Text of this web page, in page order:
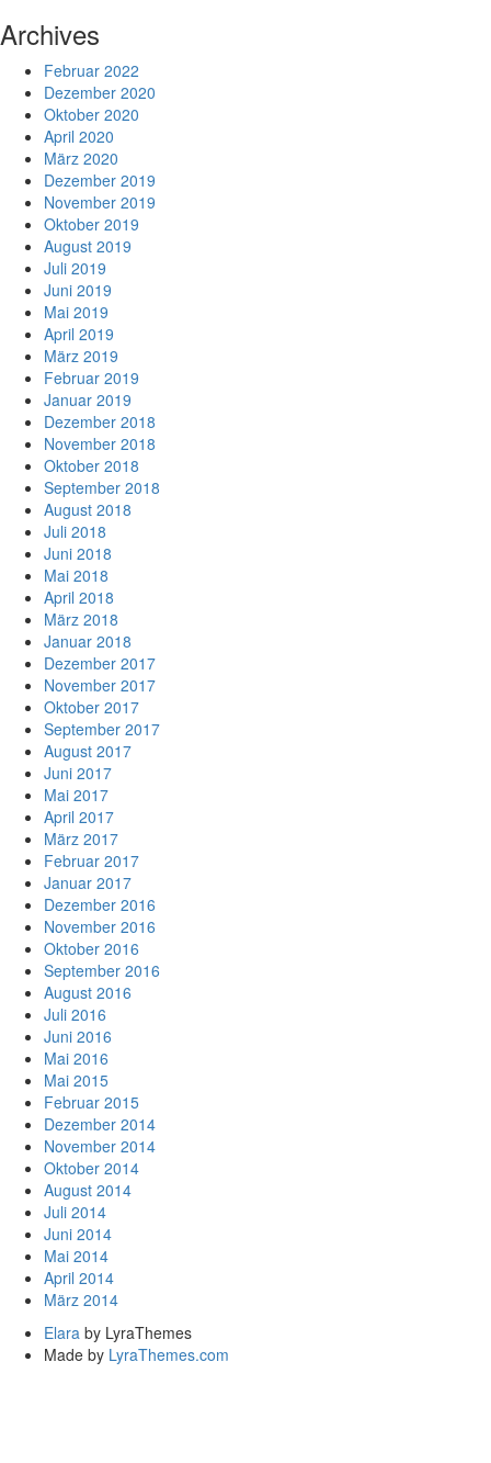
Archives
Februar 2022
Dezember 2020
Oktober 2020
April 2020
März 2020
Dezember 2019
November 2019
Oktober 2019
August 2019
Juli 2019
Juni 2019
Mai 2019
April 2019
März 2019
Februar 2019
Januar 2019
Dezember 2018
November 2018
Oktober 2018
September 2018
August 2018
Juli 2018
Juni 2018
Mai 2018
April 2018
März 2018
Januar 2018
Dezember 2017
November 2017
Oktober 2017
September 2017
August 2017
Juni 2017
Mai 2017
April 2017
März 2017
Februar 2017
Januar 2017
Dezember 2016
November 2016
Oktober 2016
September 2016
August 2016
Juli 2016
Juni 2016
Mai 2016
Mai 2015
Februar 2015
Dezember 2014
November 2014
Oktober 2014
August 2014
Juli 2014
Juni 2014
Mai 2014
April 2014
März 2014
Elara by LyraThemes
Made by LyraThemes.com